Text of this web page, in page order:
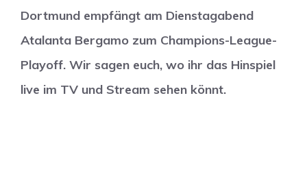
Dortmund empfängt am Dienstagabend
Atalanta Bergamo zum Champions-League-
Playoff. Wir sagen euch, wo ihr das Hinspiel
live im TV und Stream sehen könnt.